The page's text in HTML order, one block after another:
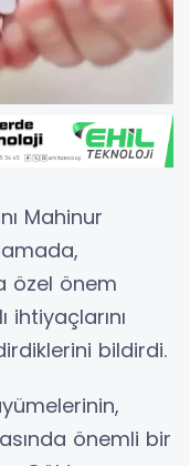
Mahinur
özel önem
ihtiyaçlarını
bildirdi.
önemli bir